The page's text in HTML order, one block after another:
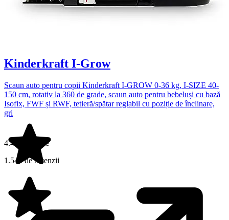
Kinderkraft I-Grow
Scaun auto pentru copii Kinderkraft I-GROW 0-36 kg, I-SIZE 40-
150 cm, rotativ la 360 de grade, scaun auto pentru bebeluși cu bază
Isofix, FWF și RWF, tetieră/spătar reglabil cu poziție de înclinare,
gri
4.4 din 5 stele
1.544 de recenzii